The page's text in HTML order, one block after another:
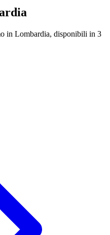
in Lombardia, disponibili in 3